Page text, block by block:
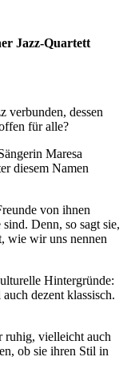
Jazz-Quartett
verbunden, dessen
für alle?
Maresa
diesem Namen
von ihnen
Denn, so sagt sie,
wie wir uns nennen
Hintergründe:
dezent klassisch.
ruhig, vielleicht auch
ob sie ihren Stil in